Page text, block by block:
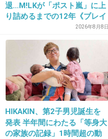
2018/12/28(金) 19:30:24
オープンカーって、頭悪そ
26. 匿名2018/12/28(金) 19:30:45
退…M!LKが「ポスト嵐」に上
り詰めるまでの12年《ブレイ
2026年8月8日
HIKAKIN、第2子男児誕生を
発表 半年間にわたる「等身大
の家族の記録」1時間超の動